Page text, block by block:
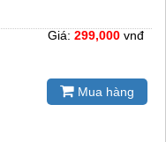
Giá: 299,000 vnđ
Mua hàng